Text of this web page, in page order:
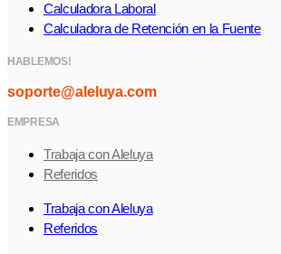
Calculadora Laboral
Calculadora de Retención en la Fuente
HABLEMOS!
soporte@aleluya.com
EMPRESA
Trabaja con Aleluya
Referidos
Trabaja con Aleluya
Referidos